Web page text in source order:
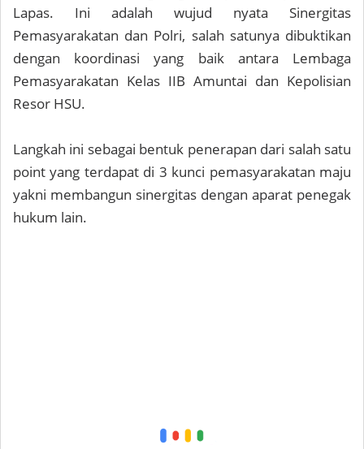
Lapas. Ini adalah wujud nyata Sinergitas
Pemasyarakatan dan Polri, salah satunya dibuktikan
dengan koordinasi yang baik antara Lembaga
Pemasyarakatan Kelas IIB Amuntai dan Kepolisian
Resor HSU.
Langkah ini sebagai bentuk penerapan dari salah satu
point yang terdapat di 3 kunci pemasyarakatan maju
yakni membangun sinergitas dengan aparat penegak
hukum lain.